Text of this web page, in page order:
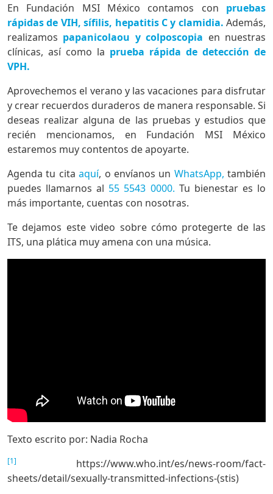
En Fundación MSI México contamos con pruebas
rápidas de VIH, sífilis, hepatitis C y clamidia. Además,
realizamos papanicolaou y colposcopia en nuestras
clínicas, así como la prueba rápida de detección de
VPH.
Aprovechemos el verano y las vacaciones para disfrutar
y crear recuerdos duraderos de manera responsable. Si
deseas realizar alguna de las pruebas y estudios que
recién mencionamos, en Fundación MSI México
estaremos muy contentos de apoyarte.
Agenda tu citaaquí, o envíanos un WhatsApp, también
puedes llamarnos al 55 5543 0000. Tu bienestar es lo
más importante, cuentas con nosotras.
Te dejamos este video sobre cómo protegerte de las
ITS, una plática muy amena con una música.
Texto escrito por: Nadia Rocha
[1]
https://www.who.int/es/news-room/fact-
sheets/detail/sexually-transmitted-infections-(stis)